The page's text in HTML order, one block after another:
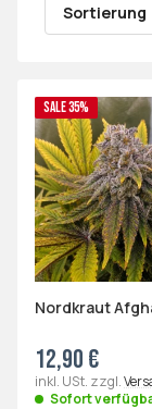
Sortierung
SALE 35%
Nordkraut
12,90 €
inkl. USt. zzgl.
Sofort